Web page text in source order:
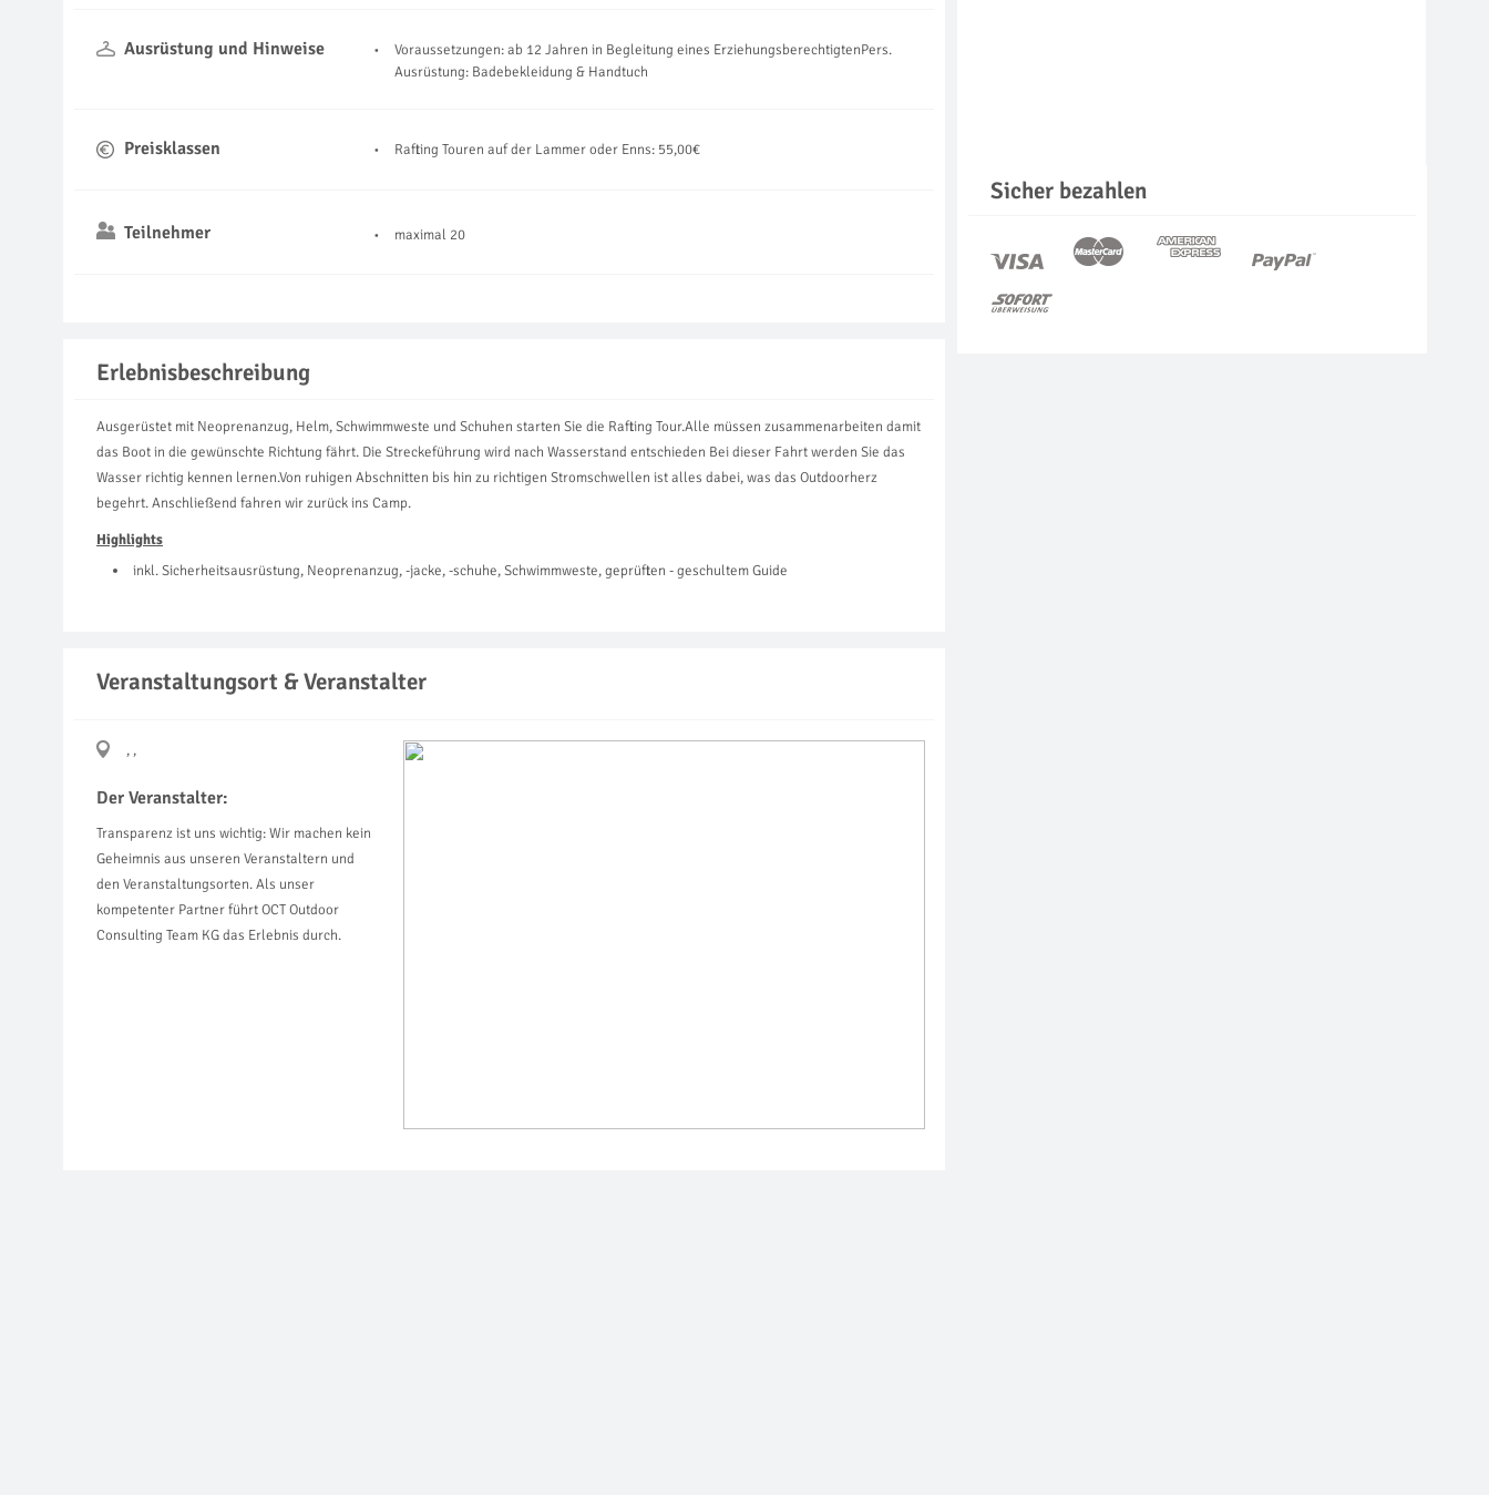
Ausrüstung und Hinweise
Voraussetzungen: ab 12 Jahren in Begleitung eines ErziehungsberechtigtenPers.
Ausrüstung: Badebekleidung & Handtuch
Preisklassen Rafting Touren auf der Lammer oder Enns: 55,00€
Teilnehmer maximal 20
Erlebnisbeschreibung
Ausgerüstet mit Neoprenanzug, Helm, Schwimmweste und Schuhen starten Sie die Rafting Tour.Alle müssen zusammenarbeiten damit
das Boot in die gewünschte Richtung fährt. Die Streckeführung wird nach Wasserstand entschieden Bei dieser Fahrt werden Sie das
Wasser richtig kennen lernen.Von ruhigen Abschnitten bis hin zu richtigen Stromschwellen ist alles dabei, was das Outdoorherz
begehrt. Anschließend fahren wir zurück ins Camp.
Highlights
inkl. Sicherheitsausrüstung, Neoprenanzug, -jacke, -schuhe, Schwimmweste, geprüften - geschultem Guide
Veranstaltungsort & Veranstalter
, ,
Der Veranstalter:
Transparenz ist uns wichtig: Wir machen kein
Geheimnis aus unseren Veranstaltern und
den Veranstaltungsorten. Als unser
kompetenter Partner führt OCT Outdoor
Consulting Team KG das Erlebnis durch.
Sicher bezahlen